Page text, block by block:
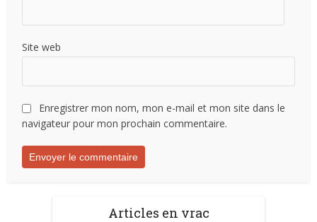
Site web
Enregistrer mon nom, mon e-mail et mon site dans le
navigateur pour mon prochain commentaire.
Articles en vrac